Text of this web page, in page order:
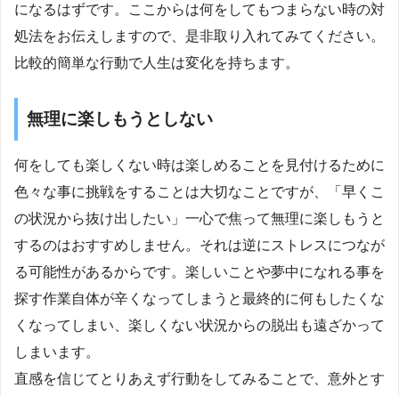
になるはずです。ここからは何をしてもつまらない時の対
処法をお伝えしますので、是非取り入れてみてください。
比較的簡単な行動で人生は変化を持ちます。
無理に楽しもうとしない
何をしても楽しくない時は楽しめることを見付けるために
色々な事に挑戦をすることは大切なことですが、「早くこ
の状況から抜け出したい」一心で焦って無理に楽しもうと
するのはおすすめしません。それは逆にストレスにつなが
る可能性があるからです。楽しいことや夢中になれる事を
探す作業自体が辛くなってしまうと最終的に何もしたくな
くなってしまい、楽しくない状況からの脱出も遠ざかって
しまいます。
直感を信じてとりあえず行動をしてみることで、意外とす